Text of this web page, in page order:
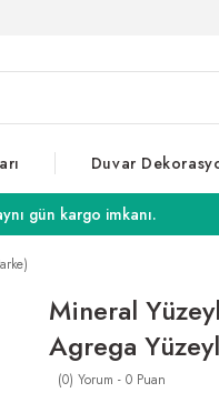
Duvar
gün kargo imkanı.
Mineral
Agrega
(0) Yorum - 0 Puan